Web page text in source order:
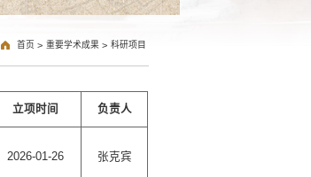
首页 > 重要学术成果 > 科研项目
立项时间 负责人
2026-01-26 张克宾